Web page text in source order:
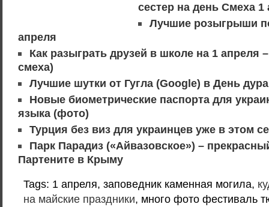
сестер на день Смеха 1
Лучшие розыгрыши
апреля
Как разыграть друзей в школе на 1 апреля
смеха)
Лучшие шутки от Гугла (Google) в День
Новые биометрические паспорта для
языка (фото)
Турция без виз для украинцев уже в этом
Парк Парадиз («Айвазовское») –
Партените в Крыму
Tags: 1 апреля, заповедник каменная могила,
на майские праздники, много фото фестиваль